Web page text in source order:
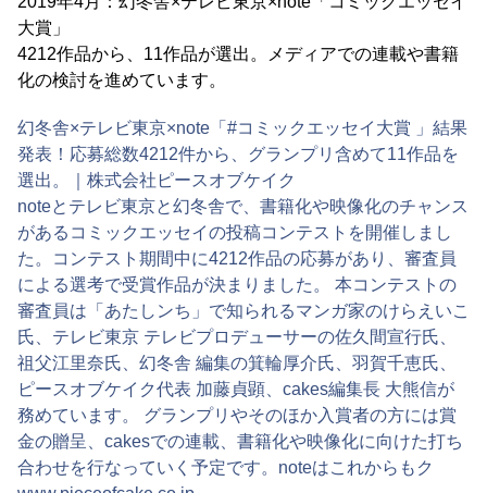
大賞」
4212作品から、11作品が選出。メディアでの連載や書籍
化の検討を進めています。
幻冬舎×テレビ東京×note「#コミックエッセイ大賞 」結果
発表！応募総数4212件から、グランプリ含めて11作品を
選出。｜株式会社ピースオブケイク
noteとテレビ東京と幻冬舎で、書籍化や映像化のチャンス
があるコミックエッセイの投稿コンテストを開催しまし
た。コンテスト期間中に4212作品の応募があり、審査員
による選考で受賞作品が決まりました。 本コンテストの
審査員は「あたしンち」で知られるマンガ家のけらえいこ
氏、テレビ東京 テレビプロデューサーの佐久間宣行氏、
祖父江里奈氏、幻冬舎 編集の箕輪厚介氏、羽賀千恵氏、
ピースオブケイク代表 加藤貞顕、cakes編集長 大熊信が
務めています。 グランプリやそのほか入賞者の方には賞
金の贈呈、cakesでの連載、書籍化や映像化に向けた打ち
合わせを行なっていく予定です。noteはこれからもク